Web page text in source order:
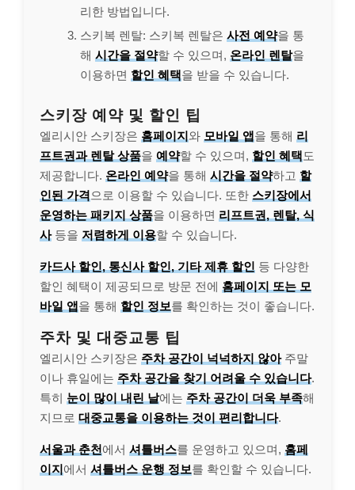
리한 방법입니다.
스키복 렌탈: 스키복 렌탈은 사전 예약을 통
해 시간을 절약할 수 있으며, 온라인 렌탈을
이용하면 할인 혜택을 받을 수 있습니다.
스키장 예약 및 할인 팁
엘리시안 스키장은 홈페이지와 모바일 앱을 통해 리
프트권과 렌탈 상품을 예약할 수 있으며, 할인 혜택 도
제공합니다. 온라인 예약을 통해 시간을 절약하고 할
인된 가격 으로 이용할 수 있습니다. 또한 스키장에서
운영하는 패키지 상품을 이용하면 리프트권, 렌탈, 식
사등을 저렴하게 이용할 수 있습니다.
카드사 할인, 통신사 할인, 기타 제휴 할인 등 다양한
할인 혜택이 제공되므로 방문 전에 홈페이지 또는 모
바일 앱을 통해 할인 정보를 확인하는 것이 좋습니다.
주차 및 대중교통 팁
엘리시안 스키장은 주차 공간이 넉넉하지 않아주말
이나 휴일에는 주차 공간을 찾기 어려울 수 있습니다.
특히 눈이 많이 내린 날에는 주차 공간이 더욱 부족해
지므로 대중교통을 이용하는 것이 편리합니다.
서울과 춘천에서 셔틀버스를 운영하고 있으며, 홈페
이지에서 셔틀버스 운행 정보를 확인할 수 있습니다.